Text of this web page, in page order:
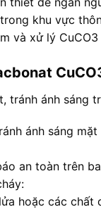
khu vực
và xử lý
tránh ánh sáng
ánh sáng
an toàn trên
hoặc các